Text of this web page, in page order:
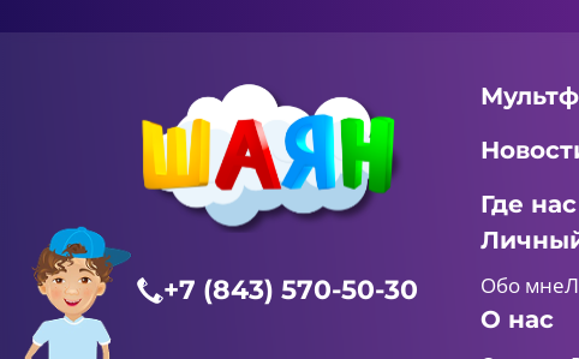
+7 (843) 570-50-30
Где
Обо мне
О нас